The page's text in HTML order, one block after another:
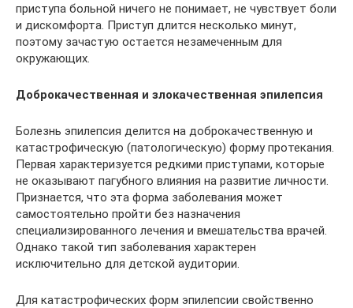
приступа больной ничего не понимает, не чувствует боли
и дискомфорта. Приступ длится несколько минут,
поэтому зачастую остается незамеченным для
окружающих.
Доброкачественная и злокачественная эпилепсия
Болезнь эпилепсия делится на доброкачественную и
катастрофическую (патологическую) форму протекания.
Первая характеризуется редкими приступами, которые
не оказывают пагубного влияния на развитие личности.
Признается, что эта форма заболевания может
самостоятельно пройти без назначения
специализированного лечения и вмешательства врачей.
Однако такой тип заболевания характерен
исключительно для детской аудитории.
Для катастрофических форм эпилепсии свойственно